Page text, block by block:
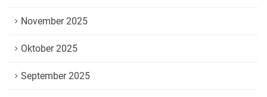
November 2025
Oktober 2025
September 2025